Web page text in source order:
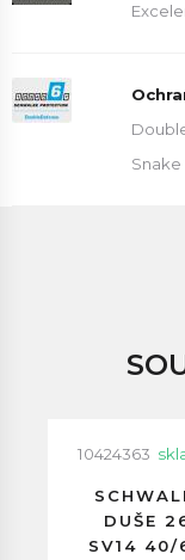
Snake
10424363
DUŠE
SV14 40/